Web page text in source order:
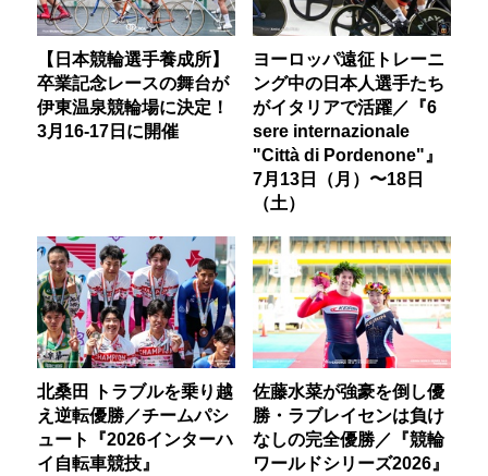
【日本競輪選手養成所】
卒業記念レースの舞台が
伊東温泉競輪場に決定！
3月16-17日に開催
ヨーロッパ遠征トレーニ
ング中の日本人選手たち
がイタリアで活躍／『6
sere internazionale
"Città di Pordenone"』
7月13日（月）〜18日
（土）
北桑田 トラブルを乗り越
え逆転優勝／チームパシ
ュート『2026インターハ
イ自転車競技』
佐藤水菜が強豪を倒し優
勝・ラブレイセンは負け
なしの完全優勝／『競輪
ワールドシリーズ2026』